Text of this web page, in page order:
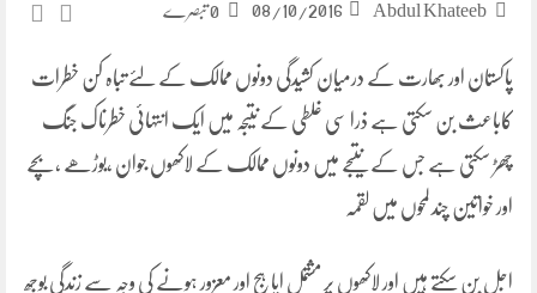
Abdul Khateeb
08/10/2016
پاکستان اور بھارت کے درمیان کشیدگی دونوں ممالک کے لئے تباہ کن خطرات
کاباعث بن سکتی ہے ذرا سی غلطی کے نتیجہ میں ایک انتہائی خطرناک جنگ
چھڑ سکتی ہے جس کے نتیجے میں دونوں ممالک کے لاکھوں جوان ،بوڑھے ،بچے
اور خواتین چند لمحوں میں لقمہ
اجل بن سکتے ہیں اور لاکھوں پر مشتمل اپاہج اور معزور ہونے کی وجہ سے زندگی بوجھ